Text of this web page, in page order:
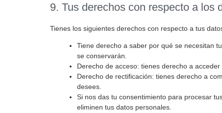
9. Tus derechos con respecto a los
Tienes los siguientes derechos con respecto a tus
Tiene derecho a saber por qué se necesitan
se conservarán.
Derecho de acceso: tienes derecho a
Derecho de rectificación: tienes derecho a
desees.
Si nos das tu consentimiento para procesar
eliminen tus datos personales.